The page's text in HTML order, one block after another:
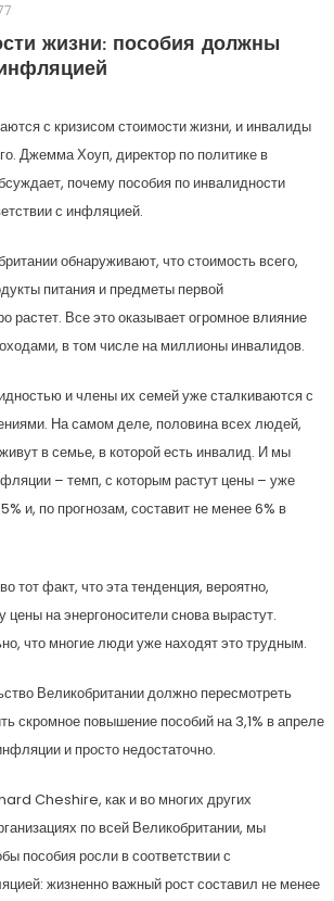
жизни: пособия должны
с кризисом стоимости жизни, и инвалиды
Джемма Хоуп, директор по политике в
почему пособия по инвалидности
с инфляцией.
обнаруживают, что стоимость всего,
питания и предметы первой
растет. Все это оказывает огромное влияние
в том числе на миллионы инвалидов.
и члены их семей уже сталкиваются с
На самом деле, половина всех людей,
в семье, в которой есть инвалид. И мы
– темп, с которым растут цены – уже
и, по прогнозам, составит не менее 6% в
тот факт, что эта тенденция, вероятно,
цены на энергоносители снова вырастут.
что многие люди уже находят это трудным.
Великобритании должно пересмотреть
скромное повышение пособий на 3,1% в апреле
и просто недостаточно.
Cheshire, как и во многих других
по всей Великобритании, мы
пособия росли в соответствии с
жизненно важный рост составил не менее